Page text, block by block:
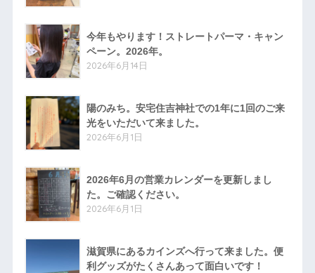
今年もやります！ストレートパーマ・キャン
ペーン。2026年。
2026年6月14日
陽のみち。安宅住吉神社での1年に1回のご来
光をいただいて来ました。
2026年6月1日
2026年6月の営業カレンダーを更新しまし
た。ご確認ください。
2026年6月1日
滋賀県にあるカインズへ行って来ました。便
利グッズがたくさんあって面白いです！